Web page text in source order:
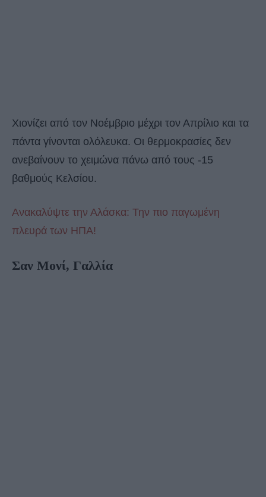
Χιονίζει από τον Νοέμβριο μέχρι τον Απρίλιο και τα
πάντα γίνονται ολόλευκα. Οι θερμοκρασίες δεν
ανεβαίνουν το χειμώνα πάνω από τους -15
βαθμούς Κελσίου.
Ανακαλύψτε την Αλάσκα: Την πιο παγωμένη
πλευρά των ΗΠΑ!
Σαν Μονί, Γαλλία